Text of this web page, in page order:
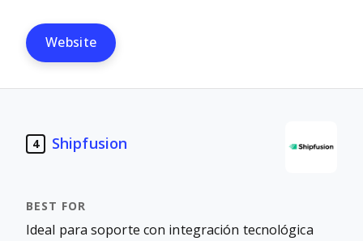
Website
4 Shipfusion
Ideal para soporte con integración tecnológica